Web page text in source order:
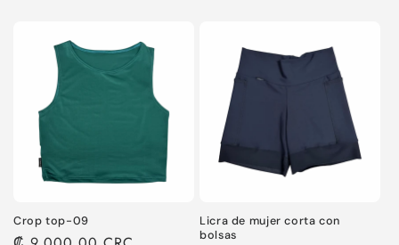
Crop top-09
Licra de mujer corta con
bolsas